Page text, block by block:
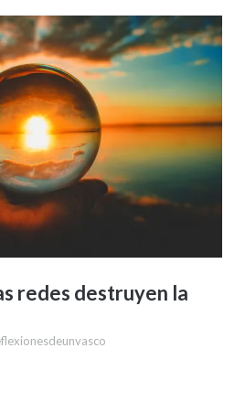
redes destruyen la